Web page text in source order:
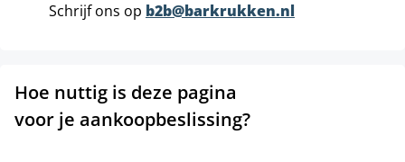
Schrijf ons op b2b@barkrukken.nl
Hoe nuttig is deze pagina
voor je aankoopbeslissing?